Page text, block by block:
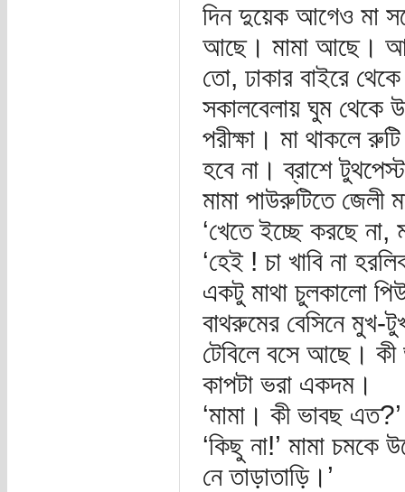
দিন দুয়েক আগেও মা
আছে। মামা আছে। আর
তো, ঢাকার বাইরে
সকালবেলায় ঘুম থেকে
পরীক্ষা। মা থাকলে
হবে না। ব্রাশে
মামা পাউরুটিতে জেলী
‘খেতে ইচ্ছে করছে না,
‘হেই ! চা খাবি না
একটু মাথা চুলকালো
বাথরুমের বেসিনে মুখ-
টেবিলে বসে আছে।
কাপটা ভরা একদম।
‘মামা। কী ভাবছ এত?’
‘কিছু না!’ মামা চমকে
নে তাড়াতাড়ি।’